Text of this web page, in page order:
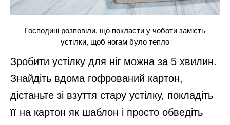
Господині розповіли, що покласти у чоботи замість
устілки, щоб ногам було тепло
Зробити устілку для ніг можна за 5 хвилин.
Знайдіть вдома гофрований картон,
дістаньте зі взуття стару устілку, покладіть
її на картон як шаблон і просто обведіть